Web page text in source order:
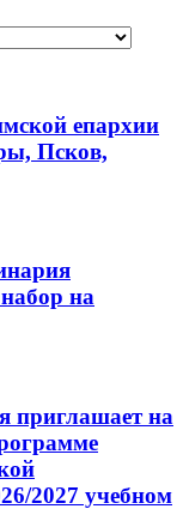
епархии
Псков,
на
приглашает на
2027 учебном